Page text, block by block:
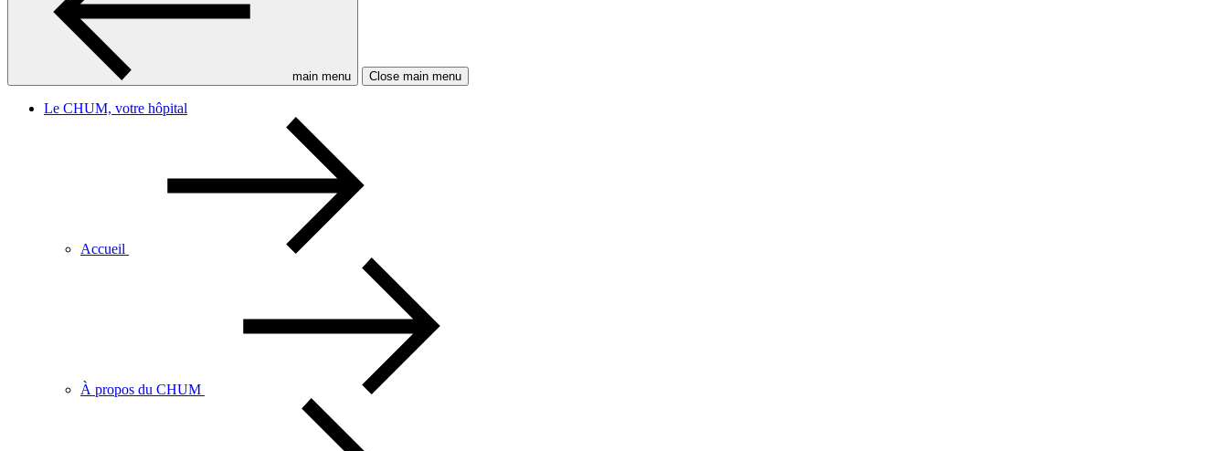
main menu Close main menu
Le CHUM, votre hôpital
Accueil
À propos du CHUM